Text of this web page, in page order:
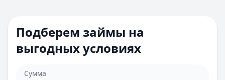
Подберем займы на
выгодных условиях
Сумма